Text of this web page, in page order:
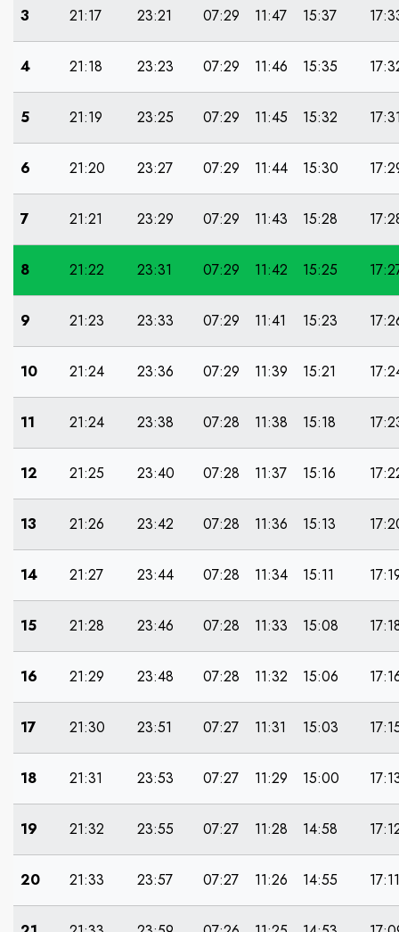
3 21:17 23:21 07:29 11:47 15:37
4 21:18 23:23 07:29 11:46 15:35
5 21:19 23:25 07:29 11:45 15:32
6 21:20 23:27 07:29 11:44 15:30
7 21:21 23:29 07:29 11:43 15:28
8 21:22 23:31 07:29 11:42 15:25
9 21:23 23:33 07:29 11:41 15:23
10 21:24 23:36 07:29 11:39 15:21
11 21:24 23:38 07:28 11:38 15:18
12 21:25 23:40 07:28 11:37 15:16
13 21:26 23:42 07:28 11:36 15:13
14 21:27 23:44 07:28 11:34 15:11
15 21:28 23:46 07:28 11:33 15:08
16 21:29 23:48 07:28 11:32 15:06
17 21:30 23:51 07:27 11:31 15:03
18 21:31 23:53 07:27 11:29 15:00
19 21:32 23:55 07:27 11:28 14:58
20 21:33 23:57 07:27 11:26 14:55 17:11